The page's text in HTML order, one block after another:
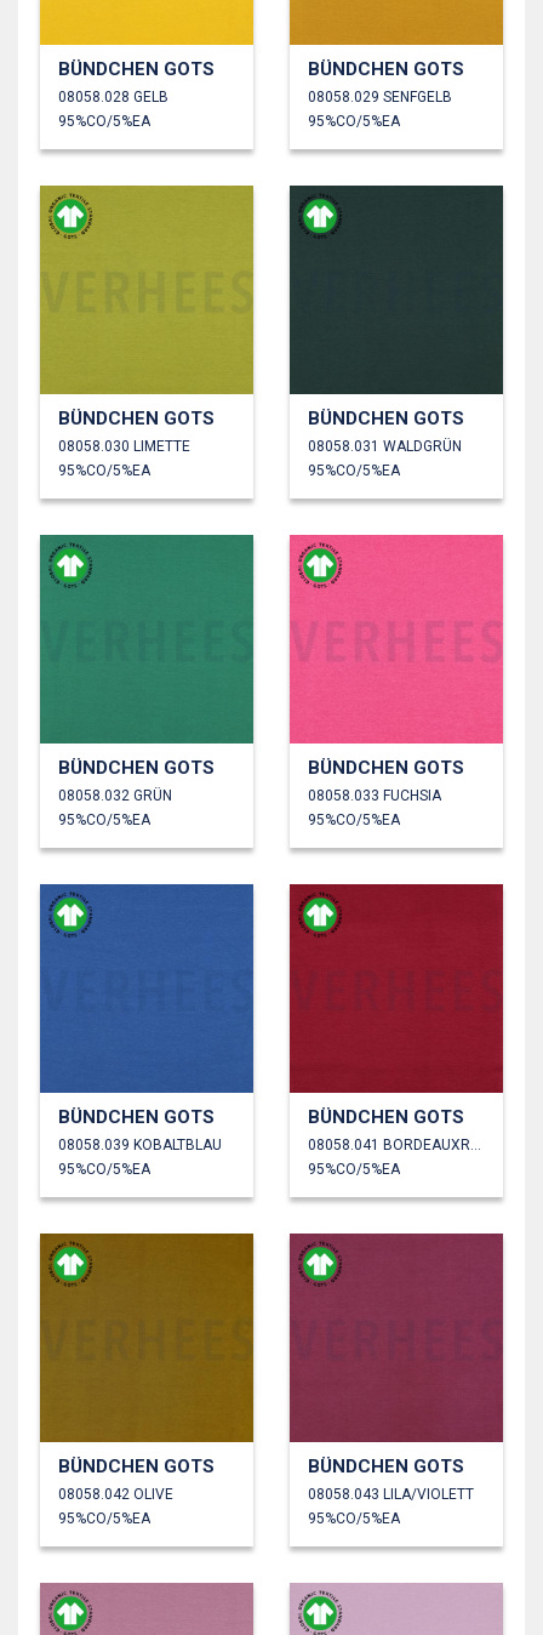
BÜNDCHEN GOTS
08058.028 GELB
95%CO/5%EA
BÜNDCHEN GOTS
08058.029 SENFGELB
95%CO/5%EA
BÜNDCHEN GOTS
08058.030 LIMETTE
95%CO/5%EA
BÜNDCHEN GOTS
08058.031 WALDGRÜN
95%CO/5%EA
BÜNDCHEN GOTS
08058.032 GRÜN
95%CO/5%EA
BÜNDCHEN GOTS
08058.033 FUCHSIA
95%CO/5%EA
BÜNDCHEN GOTS
08058.039 KOBALTBLAU
95%CO/5%EA
BÜNDCHEN GOTS
95%CO/5%EA
BÜNDCHEN GOTS
08058.042 OLIVE
95%CO/5%EA
BÜNDCHEN GOTS
08058.043 LILA/VIOLETT
95%CO/5%EA